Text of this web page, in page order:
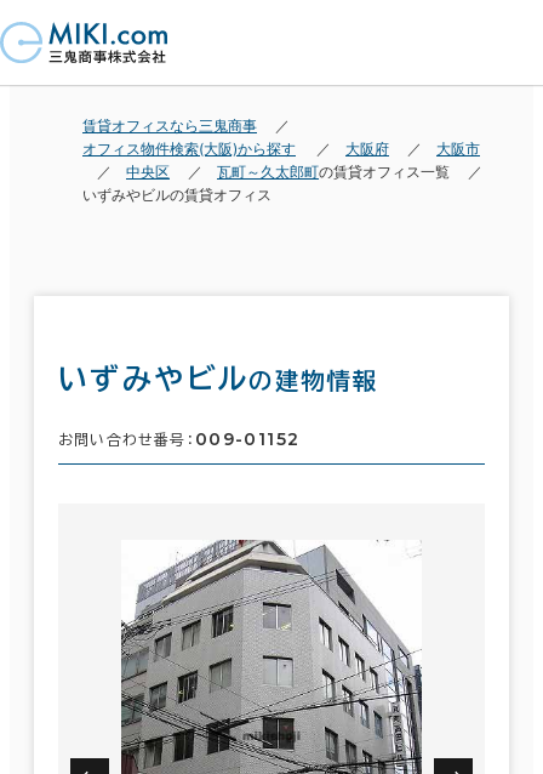
賃貸オフィスなら三鬼商事
オフィス物件検索(大阪)から探す
大阪府
大阪市
中央区
瓦町～久太郎町の賃貸オフィス一覧
いずみやビルの賃貸オフィス
いずみやビルの建物情報
お問い合わせ番号： 009-01152